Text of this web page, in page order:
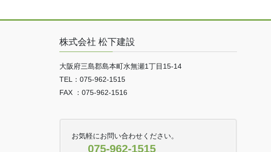
株式会社 松下建設
大阪府三島郡島本町水無瀬1丁目15-14
TEL：075-962-1515
FAX ：075-962-1516
お気軽にお問い合わせください。
075-962-1515